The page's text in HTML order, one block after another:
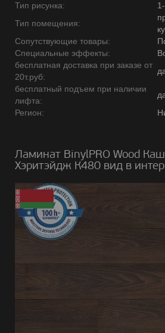
Тип рисунка:
Тип помещения:
Сопутствующие товары:
Специальные эффекты:
бесплатная доставка при заказе от
20т.руб:
бесплатный подъем при наличии
лифта:
Регион:
Ламинат BinylPRO Wood
Хэритэйдж К480 вид в